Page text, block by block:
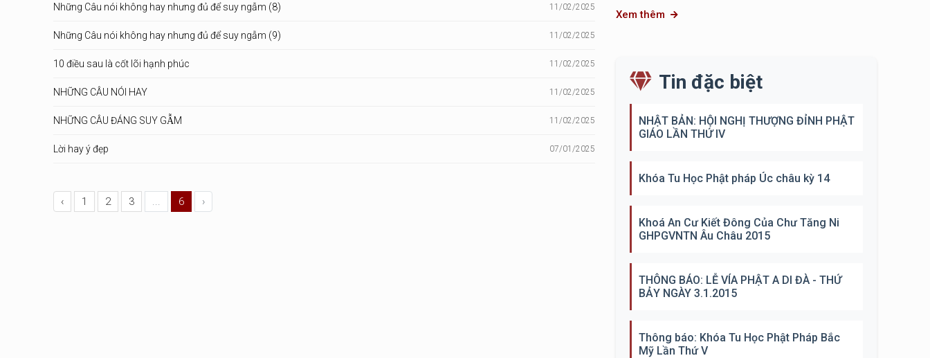
Những Câu nói không hay nhưng đủ để suy ngẫm (8) 11/02/2025
Những Câu nói không hay nhưng đủ để suy ngẫm (9) 11/02/2025
10 điều sau là cốt lõi hạnh phúc 11/02/2025
NHỮNG CÂU NÓI HAY 11/02/2025
NHỮNG CÂU ĐÁNG SUY GẪM 11/02/2025
Lời hay ý đẹp 07/01/2025
‹ 1 2 3 ... 6 ›
Xem thêm
Tin đặc biệt
NHẬT BẢN: HỘI NGHỊ THƯỢNG ĐỈNH PHẬT
GIÁO LẦN THỨ IV
Khóa Tu Học Phật pháp Úc châu kỳ 14
Khoá An Cư Kiết Đông Của Chư Tăng Ni
GHPGVNTN Âu Châu 2015
THÔNG BÁO: LỄ VÍA PHẬT A DI ĐÀ - THỨ
BẢY NGÀY 3.1.2015
Thông báo: Khóa Tu Học Phật Pháp Bắc
Mỹ Lần Thứ V